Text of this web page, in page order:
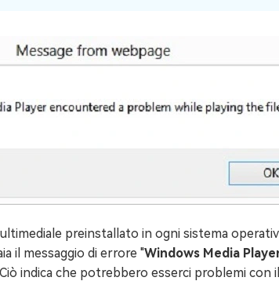
preinstallato in ogni sistema
il messaggio di errore "Windows Media
indica che potrebbero esserci problemi